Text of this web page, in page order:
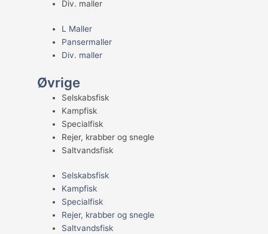
Div. maller
L Maller
Pansermaller
Div. maller
Øvrige
Selskabsfisk
Kampfisk
Specialfisk
Rejer, krabber og snegle
Saltvandsfisk
Selskabsfisk
Kampfisk
Specialfisk
Rejer, krabber og snegle
Saltvandsfisk